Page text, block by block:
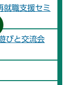
就職支援セミ
びと交流会